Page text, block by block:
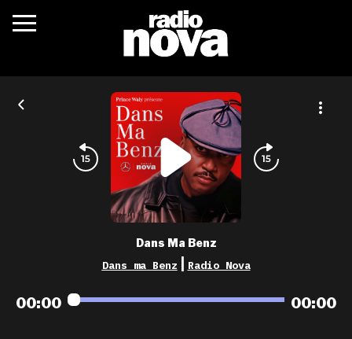
c’était quoi ?
actualités
podcasts
fréquences
nova aime
les grilles
playlists
Dans Ma Benz
Dans ma Benz Radio Nova
00:00 00:00